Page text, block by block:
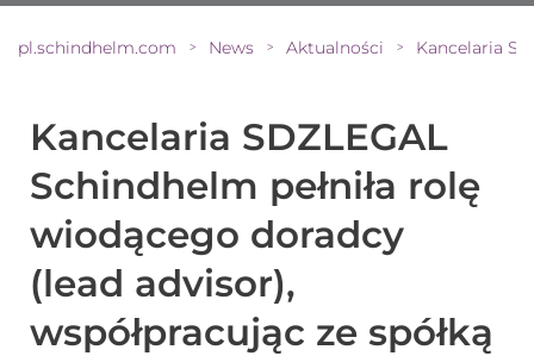
pl.schindhelm.com > News > Aktualności >
Kancelaria SDZLEGAL
Schindhelm pełniła rolę
wiodącego doradcy
(lead advisor),
współpracując ze spółką